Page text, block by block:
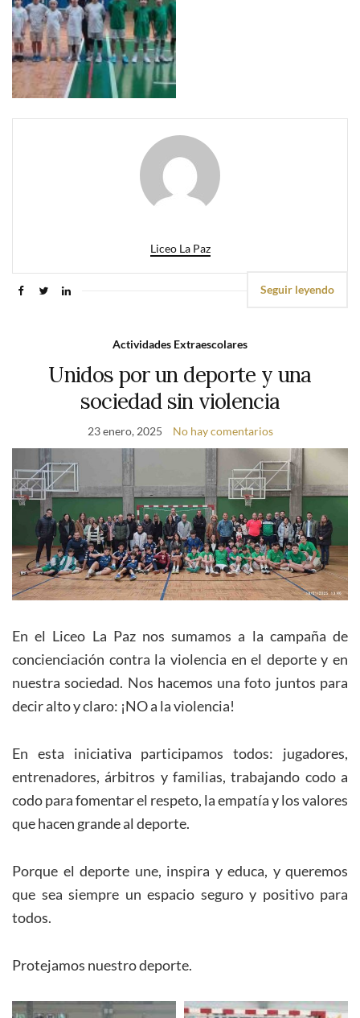
Liceo La Paz
Seguir leyendo
Actividades Extraescolares
Unidos por un deporte y una
sociedad sin violencia
23 enero, 2025 No hay comentarios
En el Liceo La Paz nos sumamos a la campaña de
concienciación contra la violencia en el deporte y en
nuestra sociedad. Nos hacemos una foto juntos para
decir alto y claro: ¡NO a la violencia!
En esta iniciativa participamos todos: jugadores,
entrenadores, árbitros y familias, trabajando codo a
codo para fomentar el respeto, la empatía y los valores
que hacen grande al deporte.
Porque el deporte une, inspira y educa, y queremos
que sea siempre un espacio seguro y positivo para
todos.
Protejamos nuestro deporte.